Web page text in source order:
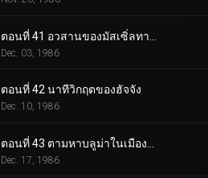
Dec. 03, 1986
ตอนที่ 42 นาทีวิกฤตของฮัจจัง
Dec. 10, 1986
Dec. 17, 1986